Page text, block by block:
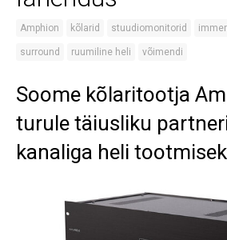
Amphion kõlarid stuudiomonitorid
surround ruumiline heli võimendi
Soome kõlaritootja
turule täiusliku
kanaliga heli